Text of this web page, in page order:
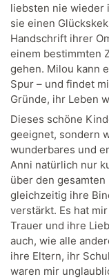
liebsten nie wieder
sie einen
Handschrift ihrer
einem bestimmten
gehen. Milou kann
Spur – und findet
Gründe, ihr Leben
Dieses schöne
geeignet, sondern
wunderbares und
Anni natürlich nur
über den
gleichzeitig ihre
verstärkt. Es hat
Trauer und ihre
auch, wie alle
ihre Eltern, ihr
waren mir